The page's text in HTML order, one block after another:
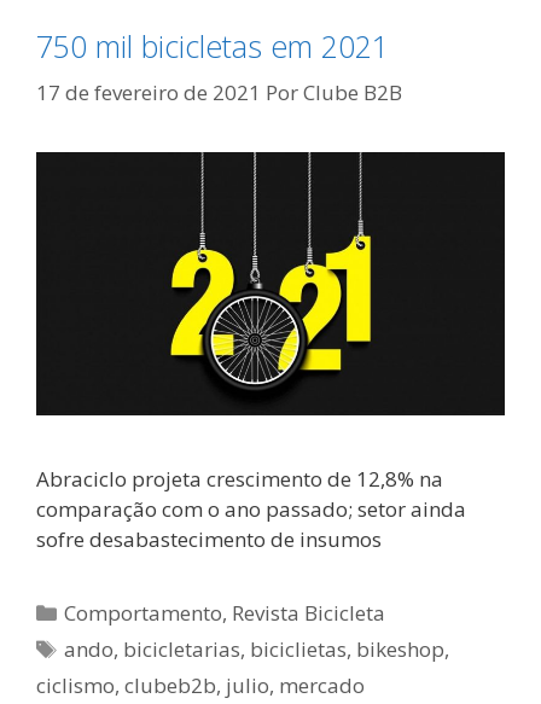
750 mil bicicletas em 2021
17 de fevereiro de 2021 PorClube B2B
Abraciclo projeta crescimento de 12,8% na
comparação com o ano passado; setor ainda
sofre desabastecimento de insumos
Categorias
Comportamento, Revista Bicicleta
Tags
ando, bicicletarias, biciclietas, bikeshop,
ciclismo, clubeb2b, julio, mercado